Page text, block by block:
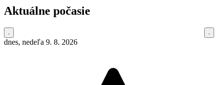
Aktuálne počasie
dnes, nedeľa 9. 8. 2026